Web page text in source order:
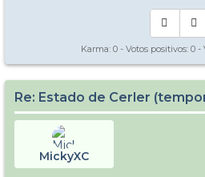
Karma: 0 - Votos positivos: 0 -
Re: Estado de Cerler
MickyXC